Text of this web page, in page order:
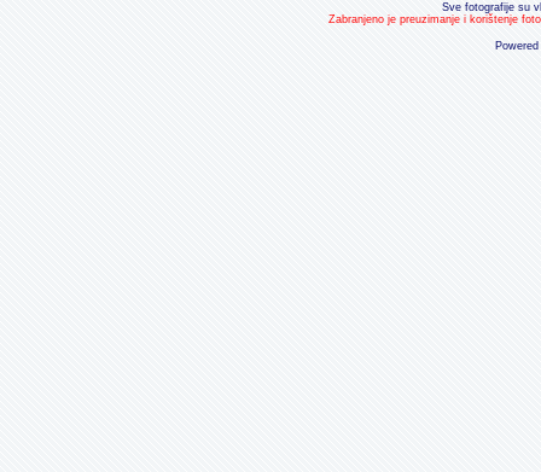
Sve fotografije su
Zabranjeno je preuzimanje i korištenje